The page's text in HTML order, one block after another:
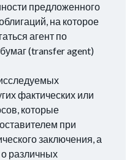
предложенного
на которое
агент по
(transfer agent)
фактических или
которые
при
заключения, а
различных